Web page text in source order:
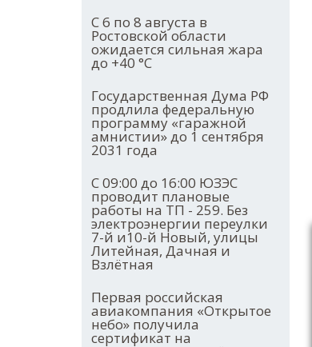
С 6 по 8 августа в
Ростовской области
ожидается сильная жара
до +40 °С
Государственная Дума РФ
продлила федеральную
программу «гаражной
амнистии» до 1 сентября
2031 года
С 09:00 до 16:00 ЮЗЭС
проводит плановые
работы на ТП - 259. Без
электроэнергии переулки
7-й и10-й Новый, улицы
Литейная, Дачная и
Взлётная
Первая российская
авиакомпания «Открытое
небо» получила
сертификат на